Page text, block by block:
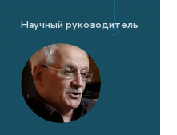
Научный руководитель